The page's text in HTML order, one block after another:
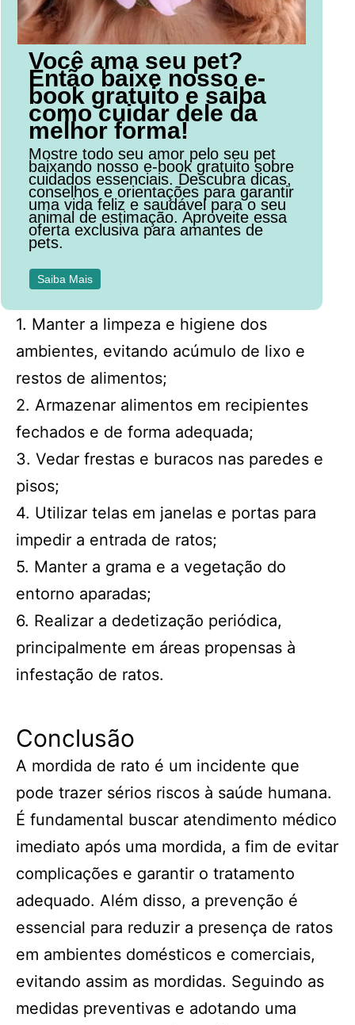
Você ama seu pet?
Então baixe nosso e-
book gratuito e saiba
como cuidar dele da
melhor forma!
Mostre todo seu amor pelo seu pet
baixando nosso e-book gratuito sobre
cuidados essenciais. Descubra dicas,
conselhos e orientações para garantir
uma vida feliz e saudável para o seu
animal de estimação. Aproveite essa
oferta exclusiva para amantes de
pets.
Saiba Mais
1. Manter a limpeza e higiene dos
ambientes, evitando acúmulo de lixo e
restos de alimentos;
2. Armazenar alimentos em recipientes
fechados e de forma adequada;
3. Vedar frestas e buracos nas paredes e
pisos;
4. Utilizar telas em janelas e portas para
impedir a entrada de ratos;
5. Manter a grama e a vegetação do
entorno aparadas;
6. Realizar a dedetização periódica,
principalmente em áreas propensas à
infestação de ratos.
Conclusão
A mordida de rato é um incidente que
pode trazer sérios riscos à saúde humana.
É fundamental buscar atendimento médico
imediato após uma mordida, a fim de evitar
complicações e garantir o tratamento
adequado. Além disso, a prevenção é
essencial para reduzir a presença de ratos
em ambientes domésticos e comerciais,
evitando assim as mordidas. Seguindo as
medidas preventivas e adotando uma